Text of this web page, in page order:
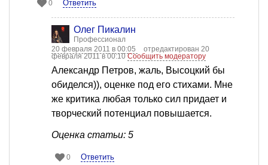
0 Ответить
Олег Пикалин
Профессионал
20 февраля 2011 в 00:05
отредактирован 20
февраля 2011 в 00:10Сообщить модератору
Александр Петров, жаль, Высоцкий бы
обиделся)), оценке под его стихами. Мне
же критика любая только сил придает и
творческий потенциал повышается.
Оценка статьи: 5
0 Ответить